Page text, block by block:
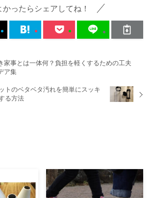
かったらシェアしてね！
家事とは一体何？負担を軽くするための工夫
ア集
トのベタベタ汚れを簡単にスッキ
る方法